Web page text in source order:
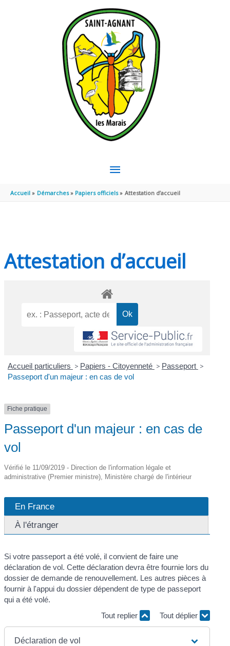
MENU
PRINCIPAL
Accueil Démarches Papiers officiels Attestation d’accueil
Attestation d’accueil
Accueil particuliers > Papiers - Citoyenneté > Passeport >
Passeport d'un majeur : en cas de vol
Fiche pratique
Passeport d'un majeur : en cas de
vol
Vérifié le 11/09/2019 - Direction de l'information légale et
administrative (Premier ministre), Ministère chargé de l'intérieur
En France
À l'étranger
Si votre passeport a été volé, il convient de faire une
déclaration de vol. Cette déclaration devra être fournie lors du
dossier de demande de renouvellement. Les autres pièces à
fournir à l'appui du dossier dépendent de type de passeport
qui a été volé.
Tout replier
Tout déplier
Déclaration de vol